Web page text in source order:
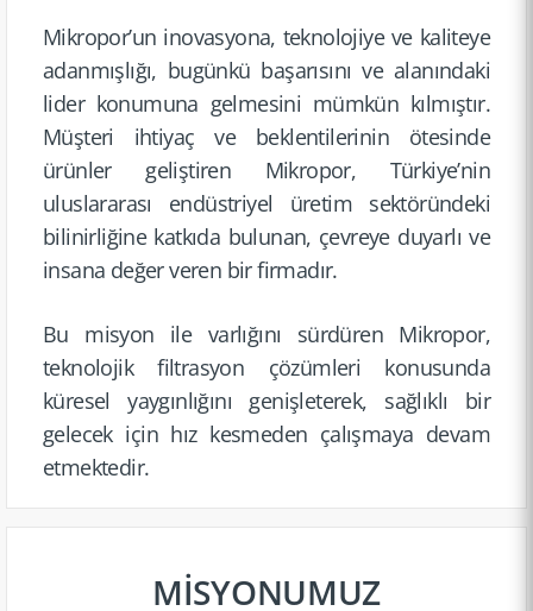
Mikropor’un inovasyona, teknoloj­iye ve kaliteye
adanmışl­ığı, bugünkü başarısını ve alanındaki
lider konumuna gelmesini mümkün kılmıştır.
Müşteri ihtiyaç ve beklenti­lerinin ötesinde
ürünler geliştiren Mikropor, Türkiye’nin
uluslara­rası endüstri­yel üretim sektörün­deki
bilinirl­iğine katkıda bulunan, çevreye duyarlı ve
insana değer veren bir firmadır.
Bu misyon ile varlığını sürdüren Mikropor,
teknolojik filtrasyon çözümleri konusunda
küresel yaygınlı­ğını genişlet­erek, sağlıklı bir
gelecek için hız kesmeden çalışmaya devam
etmektedir.
MİSYONUMUZ